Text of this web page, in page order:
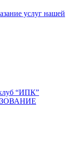
услуг нашей
“ИПК”